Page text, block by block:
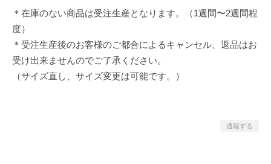
＊在庫のない商品は受注生産となります。（1週間〜2週間程
度）
＊受注生産後のお客様のご都合によるキャンセル、返品はお
受け出来ませんのでご了承ください。
（サイズ直し、サイズ変更は可能です。）
通報する